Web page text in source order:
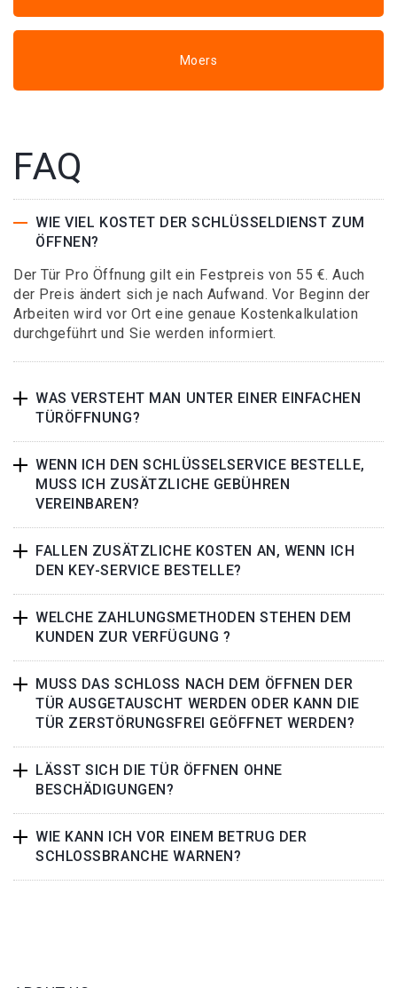
Moers
FAQ
WIE VIEL KOSTET DER SCHLÜSSELDIENST ZUM
ÖFFNEN?
Der Tür Pro Öffnung gilt ein Festpreis von 55 €. Auch
der Preis ändert sich je nach Aufwand. Vor Beginn der
Arbeiten wird vor Ort eine genaue Kostenkalkulation
durchgeführt und Sie werden informiert.
WAS VERSTEHT MAN UNTER EINER EINFACHEN
TÜRÖFFNUNG?
WENN ICH DEN SCHLÜSSELSERVICE BESTELLE,
MUSS ICH ZUSÄTZLICHE GEBÜHREN
VEREINBAREN?
FALLEN ZUSÄTZLICHE KOSTEN AN, WENN ICH
DEN KEY-SERVICE BESTELLE?
WELCHE ZAHLUNGSMETHODEN STEHEN DEM
KUNDEN ZUR VERFÜGUNG ?
MUSS DAS SCHLOSS NACH DEM ÖFFNEN DER
TÜR AUSGETAUSCHT WERDEN ODER KANN DIE
TÜR ZERSTÖRUNGSFREI GEÖFFNET WERDEN?
LÄSST SICH DIE TÜR ÖFFNEN OHNE
BESCHÄDIGUNGEN?
WIE KANN ICH VOR EINEM BETRUG DER
SCHLOSSBRANCHE WARNEN?